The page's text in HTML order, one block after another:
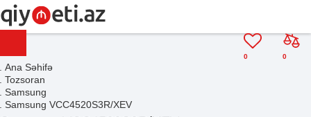
0
0
Ana Səhifə
Tozsoran
Samsung
Samsung VCC4520S3R/XEV